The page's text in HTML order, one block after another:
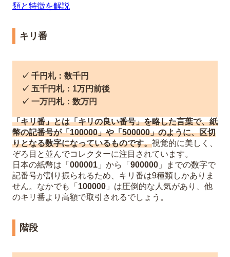
類と特徴を解説
キリ番
✓ 千円札：数千円
✓ 五千円札：1万円前後
✓ 一万円札：数万円
「キリ番」とは「キリの良い番号」を略した言葉で、紙
幣の記番号が「100000」や「500000」のように、区切
りとなる数字になっているものです。視覚的に美しく、
ぞろ目と並んでコレクターに注目されています。
日本の紙幣は「 000001 」から「 900000 」までの数字で
記番号が割り振られるため、キリ番は9種類しかありま
せん。なかでも「 100000 」は圧倒的な人気があり、他
のキリ番より高額で取引されるでしょう。
階段